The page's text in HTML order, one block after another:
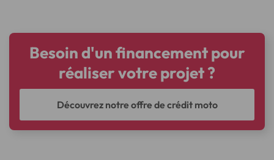
Besoin d'un financement pour
réaliser votre projet ?
Découvrez notre offre de crédit moto